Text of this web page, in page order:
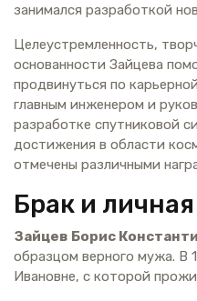
занимался разработкой
Целеустремленность,
основанности Зайцева
продвинуться по
главным инженером и
разработке спутниковой
достижения в области
отмечены различными
Брак и
Зайцев Борис
образцом верного мужа. В
Ивановне, с которой